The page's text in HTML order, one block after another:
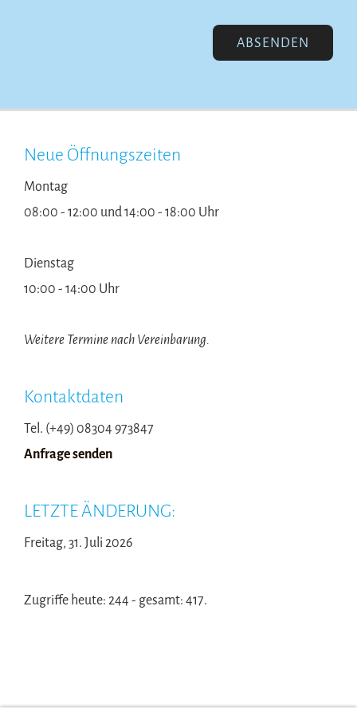
Neue Öffnungszeiten
Montag
08:00 - 12:00 und 14:00 - 18:00 Uhr
Dienstag
10:00 - 14:00 Uhr
Weitere Termine nach Vereinbarung.
Kontaktdaten
Tel. (+49) 08304 973847
Anfrage senden
LETZTE ÄNDERUNG:
Freitag, 31. Juli 2026
Zugriffe heute: 244 - gesamt: 417.